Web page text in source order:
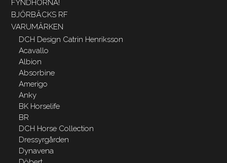
FYNDHÖRNA!
BJÖRBÄCKS RF
VARUMÄRKEN
DCH Design Catrin Henriksson
Acavallo
Albion
Absorbine
Amerigo
Anky
BK Horselife
BR
DCH Horse Collection
Dressyrgården
Dynavena